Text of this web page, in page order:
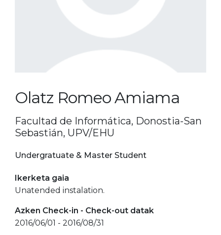
Olatz Romeo Amiama
Facultad de Informática, Donostia-San
Sebastián, UPV/EHU
Undergratuate & Master Student
Ikerketa gaia
Unatended instalation.
Azken Check-in - Check-out datak
2016/06/01 - 2016/08/31